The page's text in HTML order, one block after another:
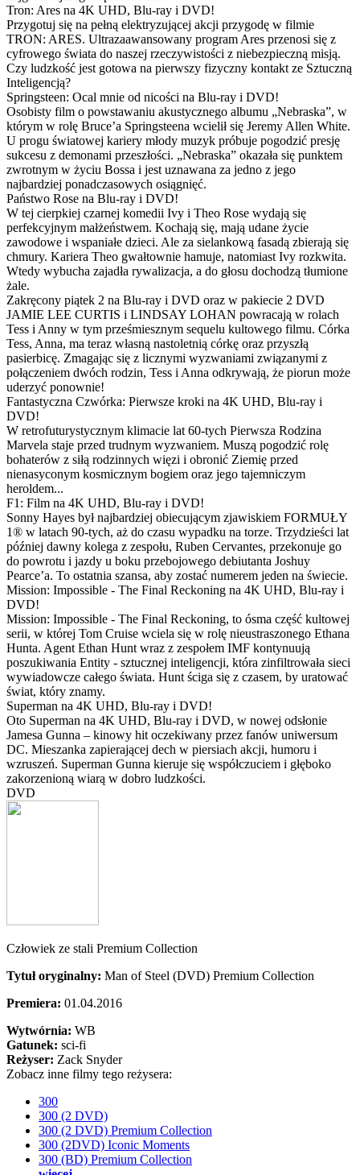
Tron: Ares na 4K UHD, Blu-ray i DVD!
Przygotuj się na pełną elektryzującej akcji przygodę w filmie
TRON: ARES. Ultrazaawansowany program Ares przenosi się z
cyfrowego świata do naszej rzeczywistości z niebezpieczną misją.
Czy ludzkość jest gotowa na pierwszy fizyczny kontakt ze Sztuczną
Inteligencją?
Springsteen: Ocal mnie od nicości na Blu-ray i DVD!
Osobisty film o powstawaniu akustycznego albumu „Nebraska”, w
którym w rolę Bruce’a Springsteena wcielił się Jeremy Allen White.
U progu światowej kariery młody muzyk próbuje pogodzić presję
sukcesu z demonami przeszłości. „Nebraska” okazała się punktem
zwrotnym w życiu Bossa i jest uznawana za jedno z jego
najbardziej ponadczasowych osiągnięć.
Państwo Rose na Blu-ray i DVD!
W tej cierpkiej czarnej komedii Ivy i Theo Rose wydają się
perfekcyjnym małżeństwem. Kochają się, mają udane życie
zawodowe i wspaniałe dzieci. Ale za sielankową fasadą zbierają się
chmury. Kariera Theo gwałtownie hamuje, natomiast Ivy rozkwita.
Wtedy wybucha zajadła rywalizacja, a do głosu dochodzą tłumione
żale.
Zakręcony piątek 2 na Blu-ray i DVD oraz w pakiecie 2 DVD
JAMIE LEE CURTIS i LINDSAY LOHAN powracają w rolach
Tess i Anny w tym prześmiesznym sequelu kultowego filmu. Córka
Tess, Anna, ma teraz własną nastoletnią córkę oraz przyszłą
pasierbicę. Zmagając się z licznymi wyzwaniami związanymi z
połączeniem dwóch rodzin, Tess i Anna odkrywają, że piorun może
uderzyć ponownie!
Fantastyczna Czwórka: Pierwsze kroki na 4K UHD, Blu-ray i
DVD!
W retrofuturystycznym klimacie lat 60-tych Pierwsza Rodzina
Marvela staje przed trudnym wyzwaniem. Muszą pogodzić rolę
bohaterów z siłą rodzinnych więzi i obronić Ziemię przed
nienasyconym kosmicznym bogiem oraz jego tajemniczym
heroldem...
F1: Film na 4K UHD, Blu-ray i DVD!
Sonny Hayes był najbardziej obiecującym zjawiskiem FORMUŁY
1® w latach 90-tych, aż do czasu wypadku na torze. Trzydzieści lat
później dawny kolega z zespołu, Ruben Cervantes, przekonuje go
do powrotu i jazdy u boku przebojowego debiutanta Joshuy
Pearce’a. To ostatnia szansa, aby zostać numerem jeden na świecie.
Mission: Impossible - The Final Reckoning na 4K UHD, Blu-ray i
DVD!
Mission: Impossible - The Final Reckoning, to ósma część kultowej
serii, w której Tom Cruise wciela się w rolę nieustraszonego Ethana
Hunta. Agent Ethan Hunt wraz z zespołem IMF kontynuują
poszukiwania Entity - sztucznej inteligencji, która zinfiltrowała sieci
wywiadowcze całego świata. Hunt ściga się z czasem, by uratować
świat, który znamy.
Superman na 4K UHD, Blu-ray i DVD!
Oto Superman na 4K UHD, Blu-ray i DVD, w nowej odsłonie
Jamesa Gunna – kinowy hit oczekiwany przez fanów uniwersum
DC. Mieszanka zapierającej dech w piersiach akcji, humoru i
wzruszeń. Superman Gunna kieruje się współczuciem i głęboko
zakorzenioną wiarą w dobro ludzkości.
DVD
Człowiek ze stali Premium Collection
Tytuł oryginalny: Man of Steel (DVD) Premium Collection
Premiera: 01.04.2016
Wytwórnia: WB
Gatunek: sci-fi
Reżyser: Zack Snyder
Zobacz inne filmy tego reżysera:
300
300 (2 DVD)
300 (2 DVD) Premium Collection
300 (2DVD) Iconic Moments
300 (BD) Premium Collection